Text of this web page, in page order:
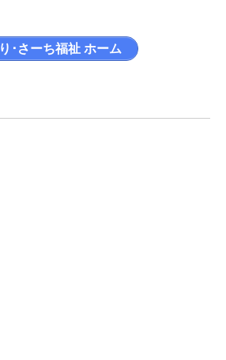
り･さーち福祉 ホーム